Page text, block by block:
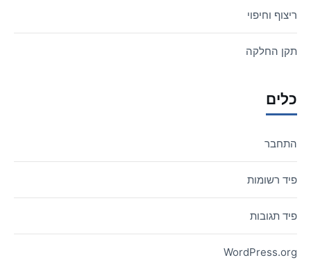
ריצוף וחיפוי
תקן החלקה
כלים
התחבר
פיד רשומות
פיד תגובות
WordPress.org